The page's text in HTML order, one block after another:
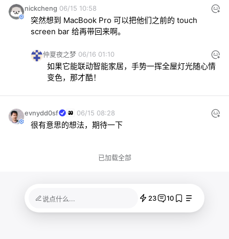
nickcheng 06/15 10:58
突然想到 MacBook Pro 可以把他们之前的 touch
screen bar 给再带回来啊。
仲夏夜之梦 06/16 01:10
如果它能联动智能家居，手势一挥全屋灯光随心情
变色，那才酷！
evnydd0sf 06/15 08:28
很有意思的想法，期待一下
已加载全部
说点什么... 23 10